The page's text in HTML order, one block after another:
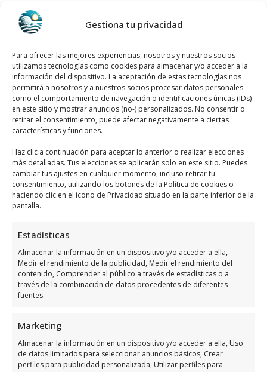
Gestiona tu privacidad
Para ofrecer las mejores experiencias, nosotros y nuestros socios
utilizamos tecnologías como cookies para almacenar y/o acceder a la
información del dispositivo. La aceptación de estas tecnologías nos
permitirá a nosotros y a nuestros socios procesar datos personales
como el comportamiento de navegación o identificaciones únicas (IDs)
en este sitio y mostrar anuncios (no-) personalizados. No consentir o
retirar el consentimiento, puede afectar negativamente a ciertas
características y funciones.
Haz clic a continuación para aceptar lo anterior o realizar elecciones
más detalladas. Tus elecciones se aplicarán solo en este sitio. Puedes
cambiar tus ajustes en cualquier momento, incluso retirar tu
consentimiento, utilizando los botones de la Política de cookies o
haciendo clic en el icono de Privacidad situado en la parte inferior de la
pantalla.
Estadísticas
Almacenar la información en un dispositivo y/o acceder a ella,
Medir el rendimiento de la publicidad, Medir el rendimiento del
contenido, Comprender al público a través de estadísticas o a
través de la combinación de datos procedentes de diferentes
fuentes.
Marketing
Almacenar la información en un dispositivo y/o acceder a ella, Uso
de datos limitados para seleccionar anuncios básicos, Crear
perfiles para publicidad personalizada, Utilizar perfiles para
Como llegar a Taller De Arte
Yolanda Alfonso
Taller De Arte Yolanda Alfonsose
encuentra ubicado en C. Arzobispo, 3, 03300
Orihuela, Alicante, España, utiliza el
siguientemapa para ubicarlos:
Haz clic para aceptar márketing cookies y
Horario de atención de Taller De
Días Horario